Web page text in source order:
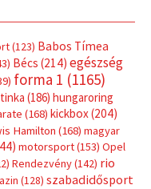
(123) Babos Tímea
Bécs (214) egészség
forma 1 (1165)
(186) hungaroring
(168) kickbox(204)
Hamilton (168) magyar
motorsport(153) Opel
Rendezvény(142) rio
(128) szabadidősport